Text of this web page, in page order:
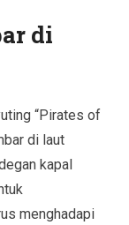
di
“Pirates of
di laut
kapal
menghadapi